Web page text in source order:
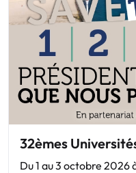
32èmes
Du 1 au 3 octobre 2026